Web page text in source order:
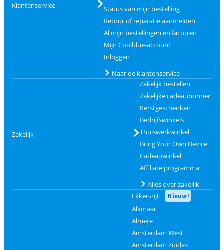
Klantenservice
Status van mijn bestelling
Retour of reparatie aanmelden
Al mijn bestellingen en facturen
Mijn Coolblue-account
Inloggen
Naar de klantenservice
Zakelijk
Zakelijk bestellen
Zakelijke cadeaubonnen
Kerstgeschenken
Bedrijfswinkels
Thuiswerkwinkel
Bring Your Own Device
Cadeauwinkel
Affiliate programma
Alles over zakelijk
Ekkersrijt Nieuw!
Alkmaar
Almere
Amsterdam West
Amsterdam Zuidas